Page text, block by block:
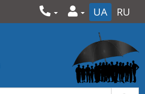
UA RU